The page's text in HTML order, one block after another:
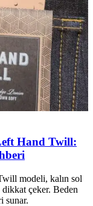
Hand Twill:
modeli, kalın sol
dikkat çeker. Beden
sunar.